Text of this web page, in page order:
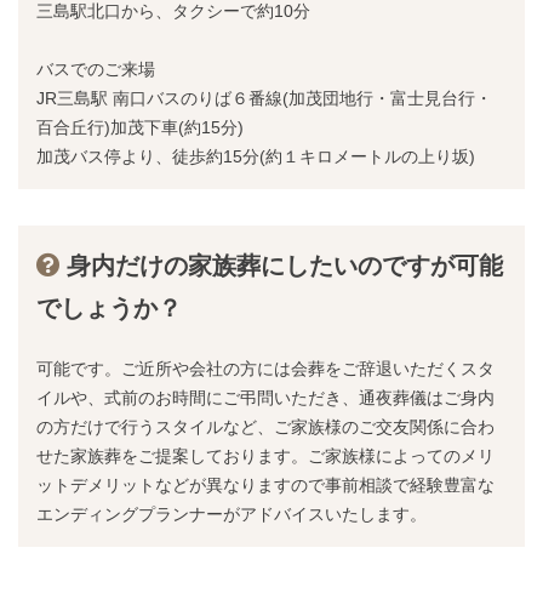
三島駅北口から、タクシーで約10分
バスでのご来場
JR三島駅 南口バスのりば６番線(加茂団地行・富士見台行・
百合丘行)加茂下車(約15分)
加茂バス停より、徒歩約15分(約１キロメートルの上り坂)
身内だけの家族葬にしたいのですが可能
でしょうか？
可能です。ご近所や会社の方には会葬をご辞退いただくスタ
イルや、式前のお時間にご弔問いただき、通夜葬儀はご身内
の方だけで行うスタイルなど、ご家族様のご交友関係に合わ
せた家族葬をご提案しております。ご家族様によってのメリ
ットデメリットなどが異なりますので事前相談で経験豊富な
エンディングプランナーがアドバイスいたします。